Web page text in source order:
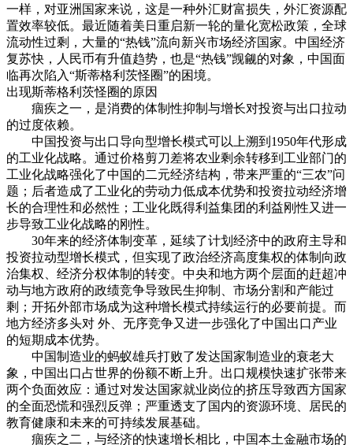
一样，对亚洲国家来说，这是一种外汇财富损失，外汇资源配
置效率较低。最近随着美日重启新一轮的量化宽松政策，全球
流动性过剩，大量的“热钱”流向新兴市场经济国家。中国经济
复苏快，人民币有升值趋势，也是“热钱”觊觎的对象，中国面
临再次陷入“斯蒂格利茨怪圈”的困境。
出现斯蒂格利茨怪圈的原因
痼疾之一，是消费的体制性抑制与增长对投资与出口拉动
的过度依赖。
中国投资与出口导向型增长模式可以上溯到1950年代形成
的工业化战略。通过价格剪刀差将农业剩余转移到工业部门的
工业化战略强化了中国的二元经济结构，带来严重的“三农”问
题；后者造成了工业化的劳动力低成本优势和投资拉动经济增
长的合理性和必然性；工业化既得利益集团的利益刚性又进一
步导致工业化战略的刚性。
30年来的经济体制变革，延续了计划经济中的政府主导和
投资拉动型增长模式，但实现了政治经济高度集权的体制向政
治集权、经济分权体制的转变。中央和地方两个层面的赶超冲
动与地方政府的政绩竞争导致民生抑制、市场分割和产能过
剩；开拓外部市场成为这种增长模式持续运行的必要前提。而
地方经济多头对 外、无序竞争又进一步强化了中国出口产业
的短期成本优势。
中国制造业的蚂蚁雄兵打败了发达国家制造业的衰老大
象，中国出口占世界的份额不断上升。出口规模快速扩张带来
两个负面效应：通过对发达国家就业岗位的挤压导致西方国家
的全面恐慌和强烈反弹；严重透支了国内的资源环境、居民的
教育健康和未来的可持续发展基础。
痼疾之二，与经济的快速增长相比，中国本土金融市场的